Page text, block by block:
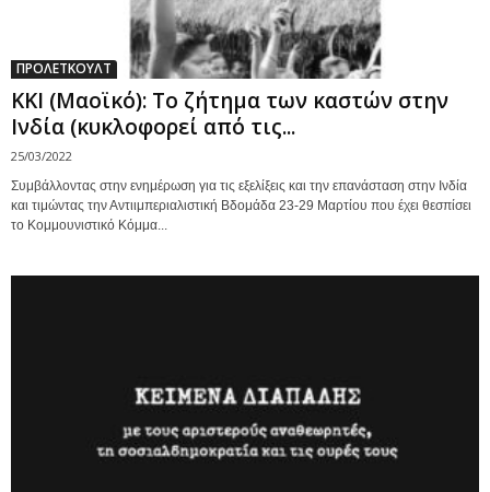
ΠΡΟΛΕΤΚΟΥΛΤ
ΚΚΙ (Μαοϊκό): Το ζήτημα των καστών στην
Ινδία (κυκλοφορεί από τις...
25/03/2022
Συμβάλλοντας στην ενημέρωση για τις εξελίξεις και την επανάσταση στην Ινδία
και τιμώντας την Αντιιμπεριαλιστική Βδομάδα 23-29 Μαρτίου που έχει θεσπίσει
το Κομμουνιστικό Κόμμα...